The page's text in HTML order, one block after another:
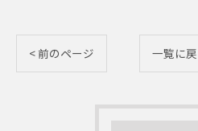
< 前のページ 一覧に